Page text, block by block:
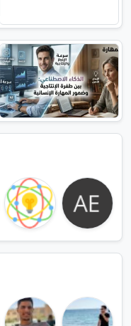
أتمتة الأعمال والذكاء
الاصطناعي